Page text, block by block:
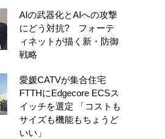
AIの武器化とAIへの攻撃
にどう対抗? フォーテ
ィネットが描く新・防御
戦略
愛媛CATVが集合住宅
FTTHにEdgecore ECSス
イッチを選定 「コストも
サイズも機能もちょうど
いい」